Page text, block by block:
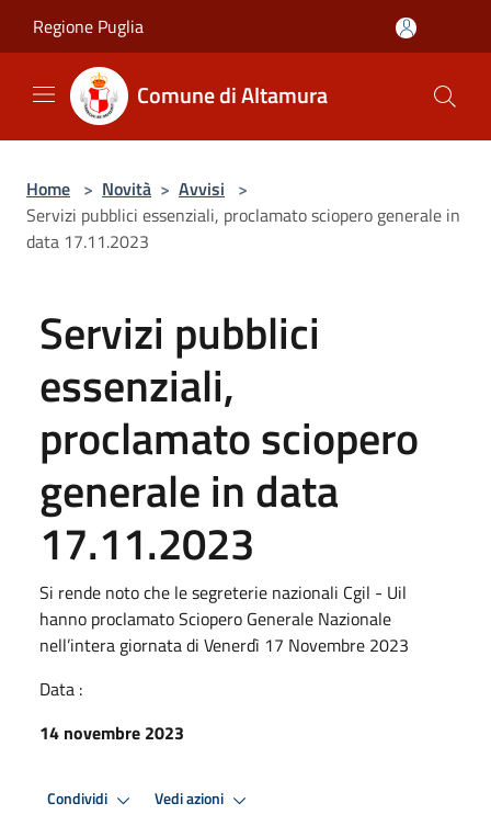
Regione Puglia
Comune di Altamura
Home > Novità > Avvisi >
Servizi pubblici essenziali, proclamato sciopero generale in
data 17.11.2023
Servizi pubblici
essenziali,
proclamato sciopero
generale in data
17.11.2023
Si rende noto che le segreterie nazionali Cgil - Uil
hanno proclamato Sciopero Generale Nazionale
nell’intera giornata di Venerdì 17 Novembre 2023
Data :
14 novembre 2023
Condividi Vedi azioni